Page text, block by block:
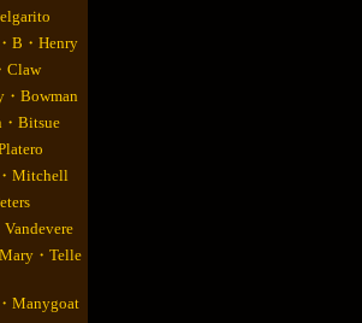
B・Henry
Claw
Bowman
Bitsue
Mitchell
・Telle
Manygoat